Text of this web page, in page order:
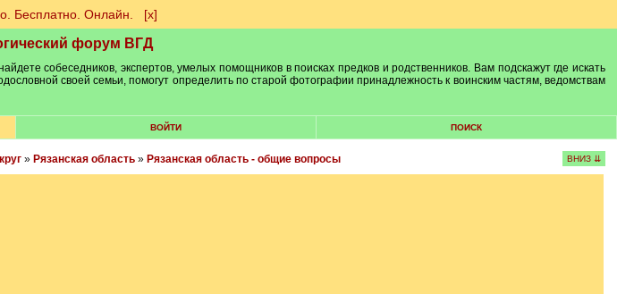
Бесплатно. Онлайн. [х]
форум ВГД
собеседников, экспертов, умелых помощников в поисках предков и родственников. Вам подскажут где искать
своей семьи, помогут определить по старой фотографии принадлежность к воинским частям, ведомствам
ВОЙТИ ПОИСК
» Рязанская область» Рязанская область - общие вопросы ВНИЗ ⇊